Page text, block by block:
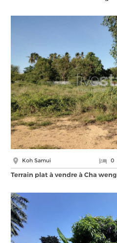
Koh Samui 0
Terrain plat à vendre à Cha weng